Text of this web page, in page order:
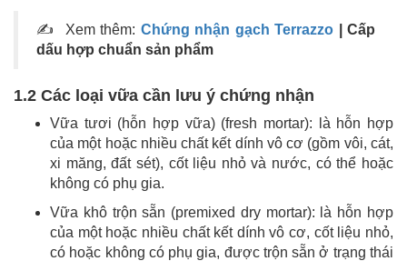
✍ Xem thêm: Chứng nhận gạch Terrazzo | Cấp
dấu hợp chuẩn sản phẩm
1.2 Các loại vữa cần lưu ý chứng nhận
Vữa tươi (hỗn hợp vữa) (fresh mortar): là hỗn hợp
của một hoặc nhiều chất kết dính vô cơ (gồm vôi, cát,
xi măng, đất sét), cốt liệu nhỏ và nước, có thể hoặc
không có phụ gia.
Vữa khô trộn sẵn (premixed dry mortar): là hỗn hợp
của một hoặc nhiều chất kết dính vô cơ, cốt liệu nhỏ,
có hoặc không có phụ gia, được trộn sẵn ở trạng thái